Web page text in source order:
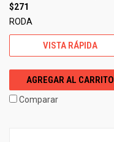
$271
RODA
VISTA RÁPIDA
AGREGAR AL CARRITO
Comparar